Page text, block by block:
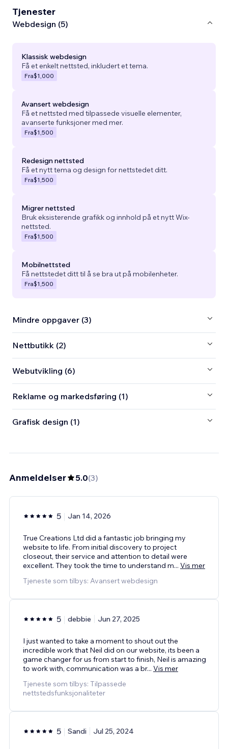
Tjenester
Webdesign (5)
Klassisk webdesign
Få et enkelt nettsted, inkludert et tema.
Fra$1,000
Avansert webdesign
Få et nettsted med tilpassede visuelle elementer,
avanserte funksjoner med mer.
Fra$1,500
Redesign nettsted
Få et nytt tema og design for nettstedet ditt.
Fra$1,500
Migrer nettsted
Bruk eksisterende grafikk og innhold på et nytt Wix-
nettsted.
Fra$1,500
Mobilnettsted
Få nettstedet ditt til å se bra ut på mobilenheter.
Fra$1,500
Mindre oppgaver (3)
Nettbutikk (2)
Webutvikling (6)
Reklame og markedsføring (1)
Grafisk design (1)
Anmeldelser 5.0(3)
5 Jan 14, 2026
True Creations Ltd did a fantastic job bringing my
website to life. From initial discovery to project
closeout, their service and attention to detail were
excellent. They took the time to understand m... Vis mer
Tjeneste som tilbys: Avansert webdesign
5 debbie Jun 27, 2025
I just wanted to take a moment to shout out the
incredible work that Neil did on our website, its been a
game changer for us from start to finish, Neil is amazing
to work with, communication was a br... Vis mer
Tjeneste som tilbys: Tilpassede
nettstedsfunksjonaliteter
5 Sandi Jul 25, 2024